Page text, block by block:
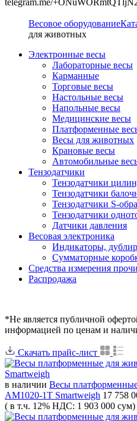
Весовое оборудование
для животных
Электронные весы
Лабораторные весы
Карманные
Торговые весы
Настольные весы
Напольные весы
Медицинские весы
Платформенные
Весы для животных
Крановые весы
Автомобильные
Тензодатчики
Тензодатчики
Тензодатчики
Тензодатчики S-
Тензодатчики
Датчики давления
Весовая электроника
Индикаторы,
Сумматорные
Средства измерения
Распродажа
*Не является публичной
информацией по ценам и
Скачать прайс-лист
в наличии Весы
AM1020-1T Smartweigh 17 758
( в т.ч. 12% НДС: 1 903 000 сум)